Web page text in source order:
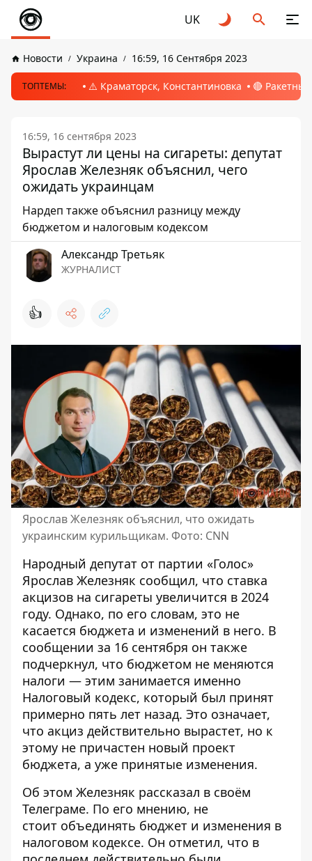
UK
Новости Украина 16:59, 16 Сентября 2023
ТОПТЕМЫ: ⚠️ Краматорск, Константиновка 🔴
16:59, 16 сентября 2023
Вырастут ли цены на сигареты: депутат
Ярослав Железняк объяснил, чего
ожидать украинцам
Нардеп также объяснил разницу между
бюджетом и налоговым кодексом
Александр Третьяк
ЖУРНАЛИСТ
👍
Ярослав Железняк объяснил, что ожидать
украинским курильщикам. Фото: CNN
Народный депутат от партии «Голос»
Ярослав Железняк сообщил, что ставка
акцизов на сигареты увеличится в 2024
году. Однако, по его словам, это не
касается бюджета и изменений в него. В
сообщении за 16 сентября он также
подчеркнул, что бюджетом не меняются
налоги — этим занимается именно
Налоговый кодекс, который был принят
примерно пять лет назад. Это означает,
что акциз действительно вырастет, но к
этому не причастен новый проект
бюджета, а уже принятые изменения.
Об этом Железняк рассказал в своём
Телеграме. По его мнению, не
стоит объединять бюджет и изменения в
налоговом кодексе. Он отметил, что в